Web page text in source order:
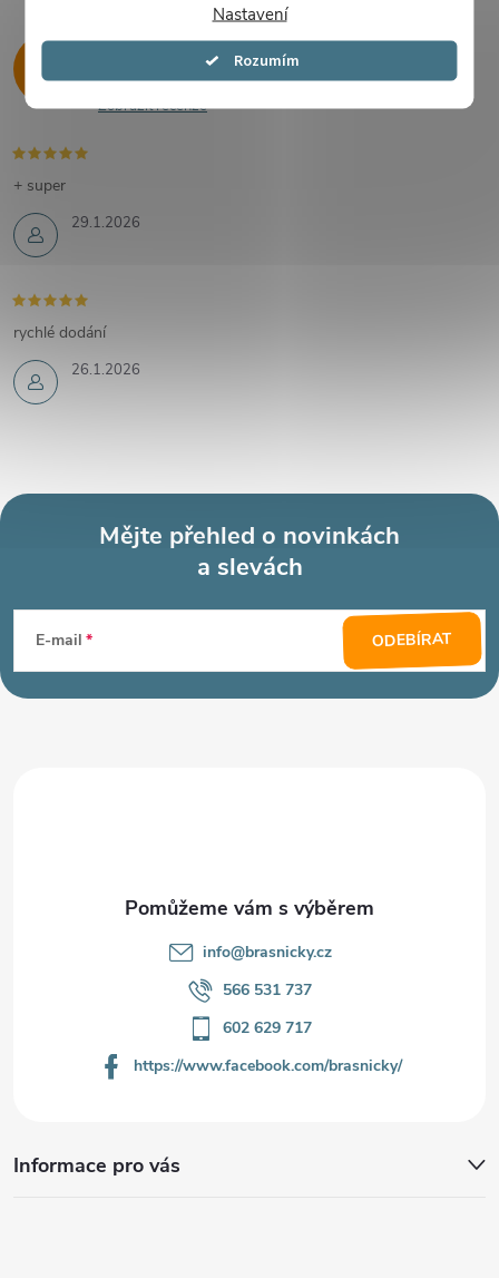
Nastavení
Souhlasím
4,9 Hodnocení zákazníků
325 hodnocení
Zobrazit recenze
29.1.2026
+ super
26.1.2026
rychlé dodání
p
Mějte přehled o novinkách
a slevách
E-mail ODEBÍRAT
info@brasnicky.cz
566 531 737
602 629 717
https://www.facebook.com/brasnicky/
Informace pro vás